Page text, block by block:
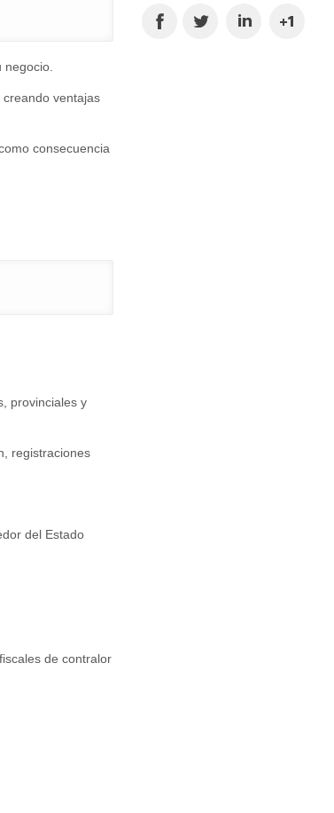
ventajas
consecuencia
provinciales y
registraciones
del Estado
de contralor